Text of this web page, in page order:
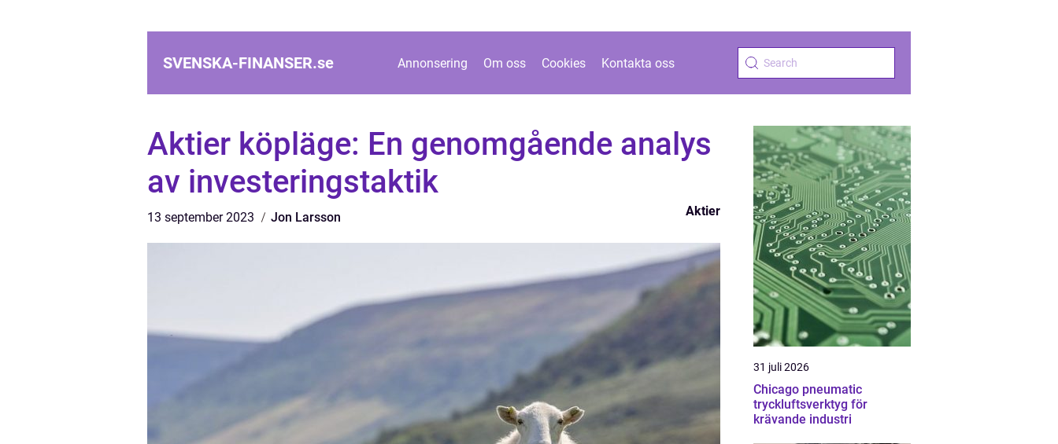
SVENSKA-FINANSER.se Annonsering Om oss Cookies Kontakta oss
Aktier köpläge: En genomgående analys
av investeringstaktik
13 september 2023 Jon Larsson Aktier
31 juli 2026
Chicago pneumatic
tryckluftsverktyg för
krävande industri